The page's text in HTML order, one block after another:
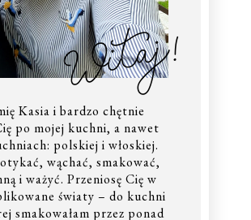
Witaj!
Kasia i bardzo chętnie
po mojej kuchni, a nawet
polskiej i włoskiej.
wąchać, smakować,
i ważyć. Przeniosę Cię w
światy – do kuchni
smakowałam przez ponad